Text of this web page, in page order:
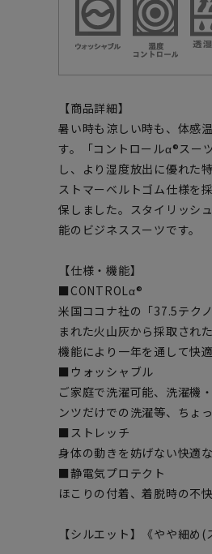
【商品詳細】
暑い時も涼しい時も、体感
す。「コントロールα®スー
し、より湿度放出に優れた
ストマーベルトゴム仕様を
保しました。スタイリッシ
能のビジネススーツです。
【仕様・機能】
■CONTROLα®
米国ココナ社の「37.5テク
まれた火山灰から採取され
機能により一年を通して快
■ウォッシャブル
ご家庭で洗濯可能、洗濯機
ンツだけでの洗濯等、ちょ
■ストレッチ
身体の動きを妨げない快適
■静電気プロテクト
ほこりの付着、着脱時の不
【シルエット】《やや細め